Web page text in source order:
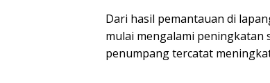
Dari hasil pemantauan di
mulai mengalami
penumpang tercatat